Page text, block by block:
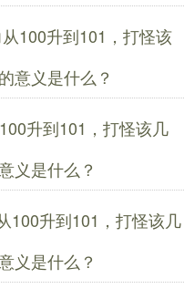
100升到101，打怪该
意义是什么？
升到101，打怪该几
义是什么？
100升到101，打怪该几
义是什么？